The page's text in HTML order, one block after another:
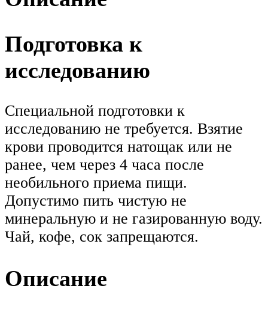
Подготовка к
исследованию
Специальной подготовки к
исследованию не требуется. Взятие
крови проводится натощак или не
ранее, чем через 4 часа после
необильного приема пищи.
Допустимо пить чистую не
минеральную и не газированную воду.
Чай, кофе, сок запрещаются.
Описание